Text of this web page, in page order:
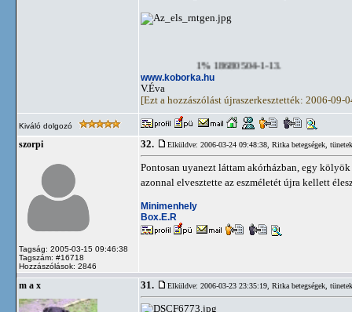
1% 18680504-1-13.
www.koborka.hu
V.Éva
[Ezt a hozzászólást újraszerkesztették: 2006-09-
Kiváló dolgozó
szorpi
Tagság: 2005-03-15 09:46:38
Tagszám: #16718
Hozzászólások: 2846
32. Elküldve: 2006-03-24 09:48:38, Ritka betegségek, tünetek
Pontosan uyanezt láttam akórházban, egy
azonnal elvesztette az eszméletét újra kellett
Minimenhely
Box.E.R
m a x 31. Elküldve: 2006-03-23 23:35:19, Ritka betegségek, tünetek